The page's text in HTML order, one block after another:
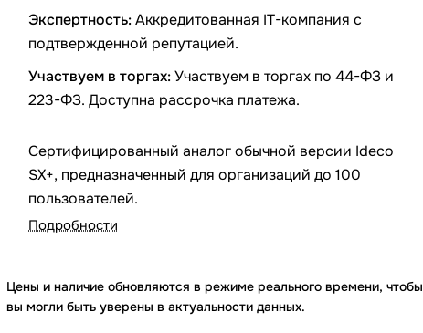
Экспертность:Аккредитованная IT-компания с
подтвержденной репутацией.
Участвуем в торгах:Участвуем в торгах по 44-ФЗ и
223-ФЗ. Доступна рассрочка платежа.
Сертифицированный аналог обычной версии Ideco
SX+, предназначенный для организаций до 100
пользователей.
Подробности
Цены и наличие обновляются в режиме реального времени, чтобы
вы могли быть уверены в актуальности данных.